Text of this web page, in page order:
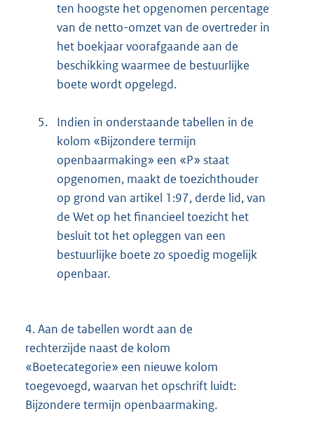
ten hoogste het opgenomen percentage
van de netto-omzet van de overtreder in
het boekjaar voorafgaande aan de
beschikking waarmee de bestuurlijke
boete wordt opgelegd.
5.
Indien in onderstaande tabellen in de
kolom «Bijzondere termijn
openbaarmaking» een «P» staat
opgenomen, maakt de toezichthouder
op grond van artikel 1:97, derde lid, van
de Wet op het financieel toezicht het
besluit tot het opleggen van een
bestuurlijke boete zo spoedig mogelijk
openbaar.
4.Aan de tabellen wordt aan de
rechterzijde naast de kolom
«Boetecategorie» een nieuwe kolom
toegevoegd, waarvan het opschrift luidt:
Bijzondere termijn openbaarmaking.